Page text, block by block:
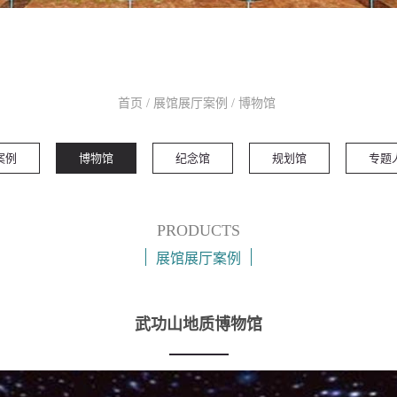
首页 / 展馆展厅案例 / 博物馆
例 博物馆 纪念馆 规划馆 专题
PRODUCTS
展馆展厅案例
武功山地质博物馆